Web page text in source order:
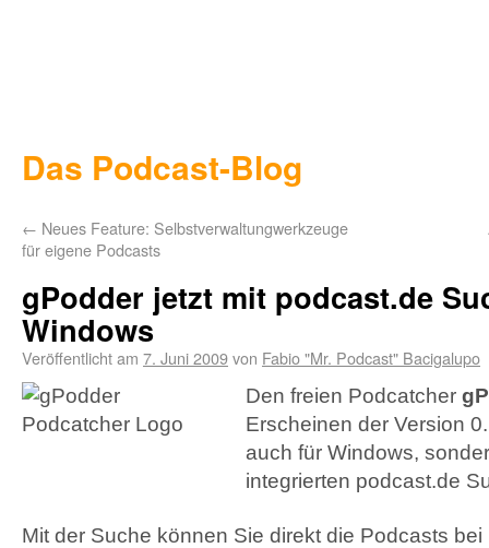
Das Podcast-Blog
← Neues Feature: Selbstverwaltungwerkzeuge
für eigene Podcasts
gPodder jetzt mit podcast.de
Windows
Veröffentlicht am 7. Juni 2009von Fabio "Mr. Podcast" Bacigalupo
Den freien Podcatcher
Erscheinen der Version
auch für Windows,
integrierten podcast.de
Mit der Suche können Sie direkt die Podcasts